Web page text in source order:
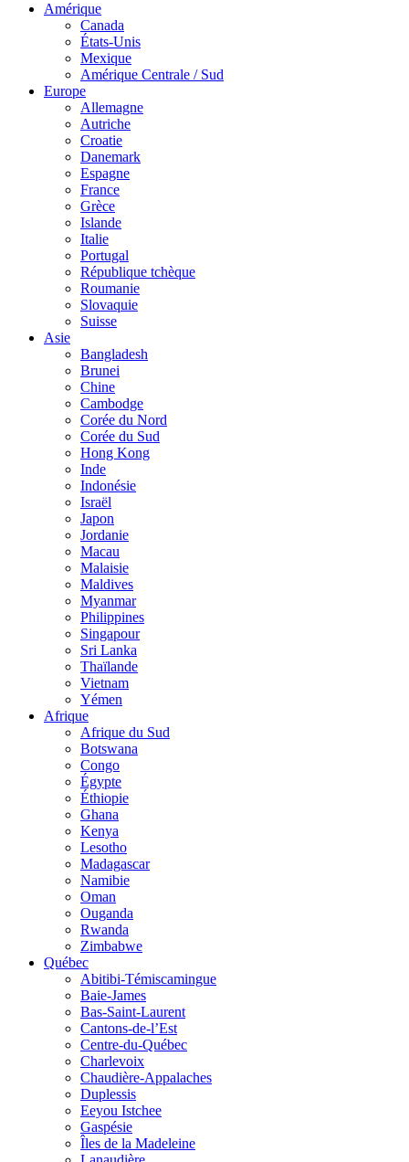
Amérique
Canada
États-Unis
Mexique
Amérique Centrale / Sud
Europe
Allemagne
Autriche
Croatie
Danemark
Espagne
France
Grèce
Islande
Italie
Portugal
République tchèque
Roumanie
Slovaquie
Suisse
Asie
Bangladesh
Brunei
Chine
Cambodge
Corée du Nord
Corée du Sud
Hong Kong
Inde
Indonésie
Israël
Japon
Jordanie
Macau
Malaisie
Maldives
Myanmar
Philippines
Singapour
Sri Lanka
Thaïlande
Vietnam
Yémen
Afrique
Afrique du Sud
Botswana
Congo
Égypte
Éthiopie
Ghana
Kenya
Lesotho
Madagascar
Namibie
Oman
Ouganda
Rwanda
Zimbabwe
Québec
Abitibi-Témiscamingue
Baie-James
Bas-Saint-Laurent
Cantons-de-l’Est
Centre-du-Québec
Charlevoix
Chaudière-Appalaches
Duplessis
Eeyou Istchee
Gaspésie
Îles de la Madeleine